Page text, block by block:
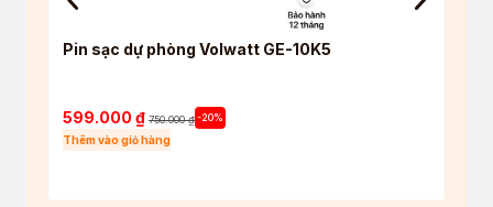
Pin sạc dự phòng Volwatt GE-10K5
599.000 ₫ 750.000₫-20%
Thêm vào giỏ hàng